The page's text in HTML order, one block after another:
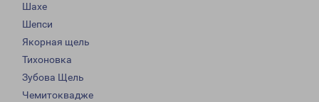
Шахе
Шепси
Якорная щель
Тихоновка
Зубова Щель
Чемитоквадже